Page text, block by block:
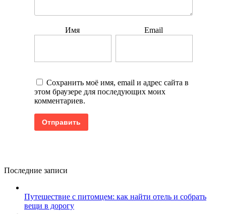
Имя Email
Сохранить моё имя, email и адрес сайта в
этом браузере для последующих моих
комментариев.
Последние записи
Путешествие с питомцем: как найти отель и собрать
вещи в дорогу